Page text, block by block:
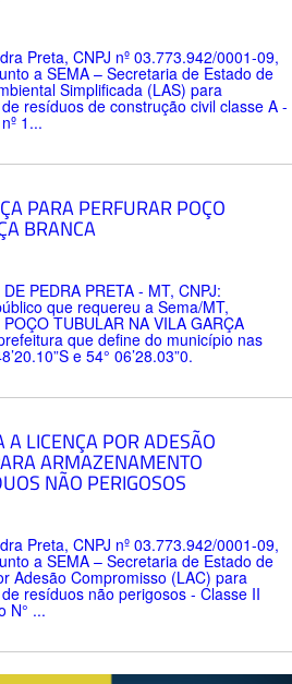
Preta, CNPJ nº 03.773.942/0001-09,
a SEMA – Secretaria de Estado de
Simplificada (LAS) para
resíduos de construção civil classe A -
1...
PARA PERFURAR POÇO
BRANCA
PEDRA PRETA - MT, CNPJ:
que requereu a Sema/MT,
TUBULAR NA VILA GARÇA
que define do município nas
e 54° 06’28.03”0.
A LICENÇA POR ADESÃO
ARMAZENAMENTO
NÃO PERIGOSOS
Preta, CNPJ nº 03.773.942/0001-09,
a SEMA – Secretaria de Estado de
Adesão Compromisso (LAC) para
resíduos não perigosos - Classe II
N° ...